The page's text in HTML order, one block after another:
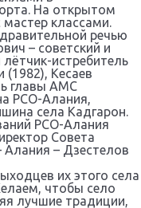
Совета
РСО-
БАЗА
база
На открытом
мастер классами.
речью
– советский и
истребитель
(1982), Кесаев
главы АМС
РСО-Алания,
села Кадгарон.
РСО-Алания
Совета
– Дзестелов
их этого села
чтобы село
лучшие традиции,